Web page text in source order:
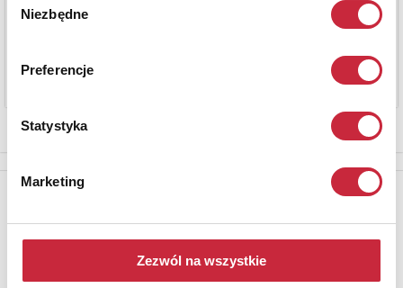
zgody
Niezbędne
Preferencje
Statystyka
Marketing
Zezwól na wszystkie
Aby otrzymywać informacje o nowych aukcjach, prosimy podać
adres e-mail